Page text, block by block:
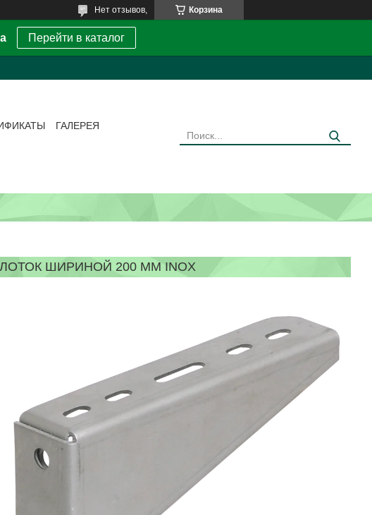
Корзина
Нет отзывов,
Перейти в каталог
ГАЛЕРЕЯ
ШИРИНОЙ 200 ММ INOX